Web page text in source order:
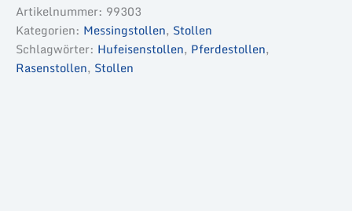
St.
Menge
Artikelnummer: 99303
Kategorien: Messingstollen, Stollen
Schlagwörter: Hufeisenstollen, Pferdestollen,
Rasenstollen, Stollen